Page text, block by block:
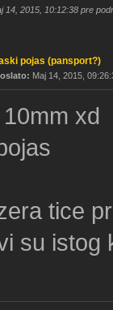
14, 2015, 10:12:38 pre
pojas (pansport?)
Maj 14, 2015,
xd
tice
su istog